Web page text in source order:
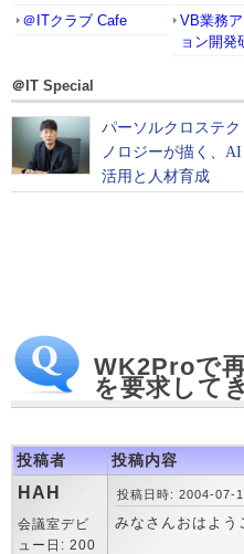
＠ITクラブ Cafe
VB業務
ョン開発
＠IT Special
WK2Proで
を要求して
投稿者 投稿内容
HAH
会議室デビ
ュー日: 200
投稿日時: 2004-07-
みなさんおはよう